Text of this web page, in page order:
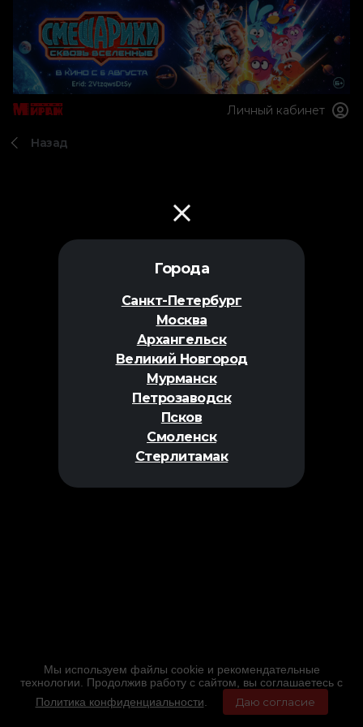
Города
Санкт-Петербург
Москва
Архангельск
Великий Новгород
Мурманск
Петрозаводск
Псков
Смоленск
Стерлитамак
Личный кабинет
Назад
Мы используем файлы cookie и рекомендательные
технологии. Продолжив работу с сайтом, вы соглашаетесь с
Политика конфиденциальности
Даю согласие